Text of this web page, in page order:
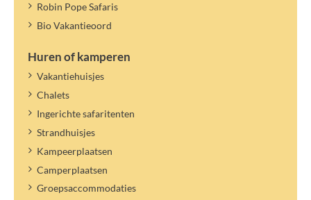
Robin Pope Safaris
Bio Vakantieoord
Huren of kamperen
Vakantiehuisjes
Chalets
Ingerichte safaritenten
Strandhuisjes
Kampeerplaatsen
Camperplaatsen
Groepsaccommodaties